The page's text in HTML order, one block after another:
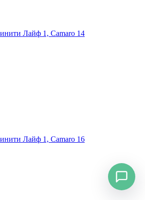
Лайф 1, Camaro 14
Лайф 1, Camaro 16